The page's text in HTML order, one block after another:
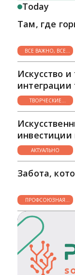
Today
Там, где
ВСЕ ВАЖНО, ВСЕ
НУЖНО
Искусство и
интеграции
ТВОРЧЕСКИЕ
ГОРИЗОНТЫ
инвестиции
АКТУАЛЬНО
Забота,
ПРОФСОЮЗНАЯ
ЖИЗНЬ